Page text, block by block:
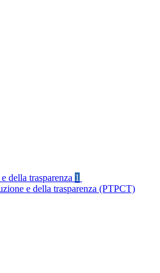
della trasparenza 1
e della trasparenza (PTPCT)